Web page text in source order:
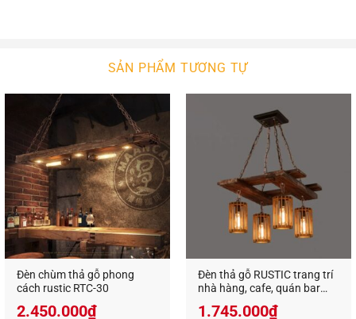
Với kiểu dáng và kích thước đa dạng,đèn gổ decor
Cho dù không gian có khô khan hay cứng nhắc
đến đâu thì sự xuất hiện của đèn trang trí cũng sẽ
mang đến sự cân bằng, tạo cảm giác nhẹ nhàng,
trang nhã và thanh thoát.
Không chỉ tạo sự cân bằng cho nội thất,đèn gỗ
decor trang trícòn có khả năng tạo sự cân bằng
cho màu sắc bởi ánh sáng phát ra từ đèn không
quá chói gắt, cũng không quá lạnh lẽo. Bất kể màu
sắc chủ đạo của căn phòng là gì thì đèn gỗ trang
trí cũng mang đến sự hài hòa, giúp không gian
SẢN PHẨM TƯƠNG TỰ
Đèn chùm thả gỗ phong
cách rustic RTC-30
2.450.000₫
Đèn thả gỗ RUSTIC trang trí
nhà hàng, cafe, quán bar
1.745.000₫